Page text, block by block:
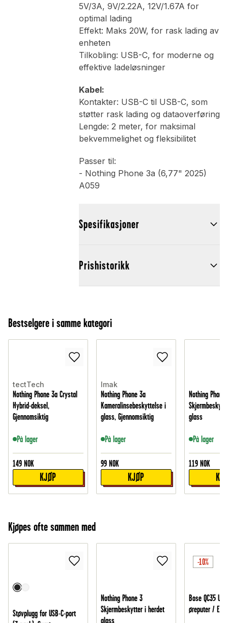
5V/3A, 9V/2.22A, 12V/1.67A for
optimal lading
Effekt: Maks 20W, for rask lading av
enheten
Tilkobling: USB-C, for moderne og
effektive ladeløsninger
Kabel:
Kontakter: USB-C til USB-C, som
støtter rask lading og dataoverføring
Lengde: 2 meter, for maksimal
bekvemmelighet og fleksibilitet
Passer til:
- Nothing Phone 3a (6,77" 2025)
A059
Spesifikasjoner
Prishistorikk
Bestselgere i samme kategori
tectTech
Nothing Phone 3a Crystal
Hybrid-deksel,
Gjennomsiktig
På lager
149 NOK
KJØP
Imak
Nothing Phone 3a
Kameralinsebeskyttelse i
glass, Gjennomsiktig
På lager
99 NOK
KJØP
Nothing Phone
glass
På lager
119 NOK
Kjøpes ofte sammen med
Støvplugg for USB-C-port
Nothing Phone 3
Skjermbeskytter i herdet
glass
-10%
Bose QC35
øreputer /